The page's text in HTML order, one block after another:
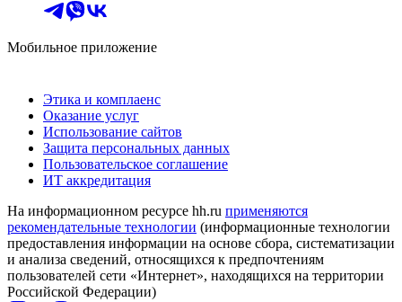
Мобильное приложение
Этика и комплаенс
Оказание услуг
Использование сайтов
Защита персональных данных
Пользовательское соглашение
ИТ аккредитация
На информационном ресурсе hh.ru применяются
рекомендательные технологии (информационные технологии
предоставления информации на основе сбора, систематизации
и анализа сведений, относящихся к предпочтениям
пользователей сети «Интернет», находящихся на территории
Российской Федерации)